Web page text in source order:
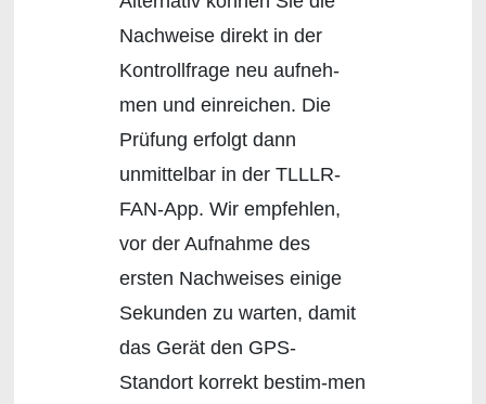
Nachweise direkt in der
Kontrollfrage neu aufneh-
men und einreichen. Die
Prüfung erfolgt dann
unmittelbar in der TLLLR-
FAN-App. Wir empfehlen,
vor der Aufnahme des
ersten Nachweises einige
Sekunden zu warten, damit
das Gerät den GPS-
Standort korrekt bestim-men